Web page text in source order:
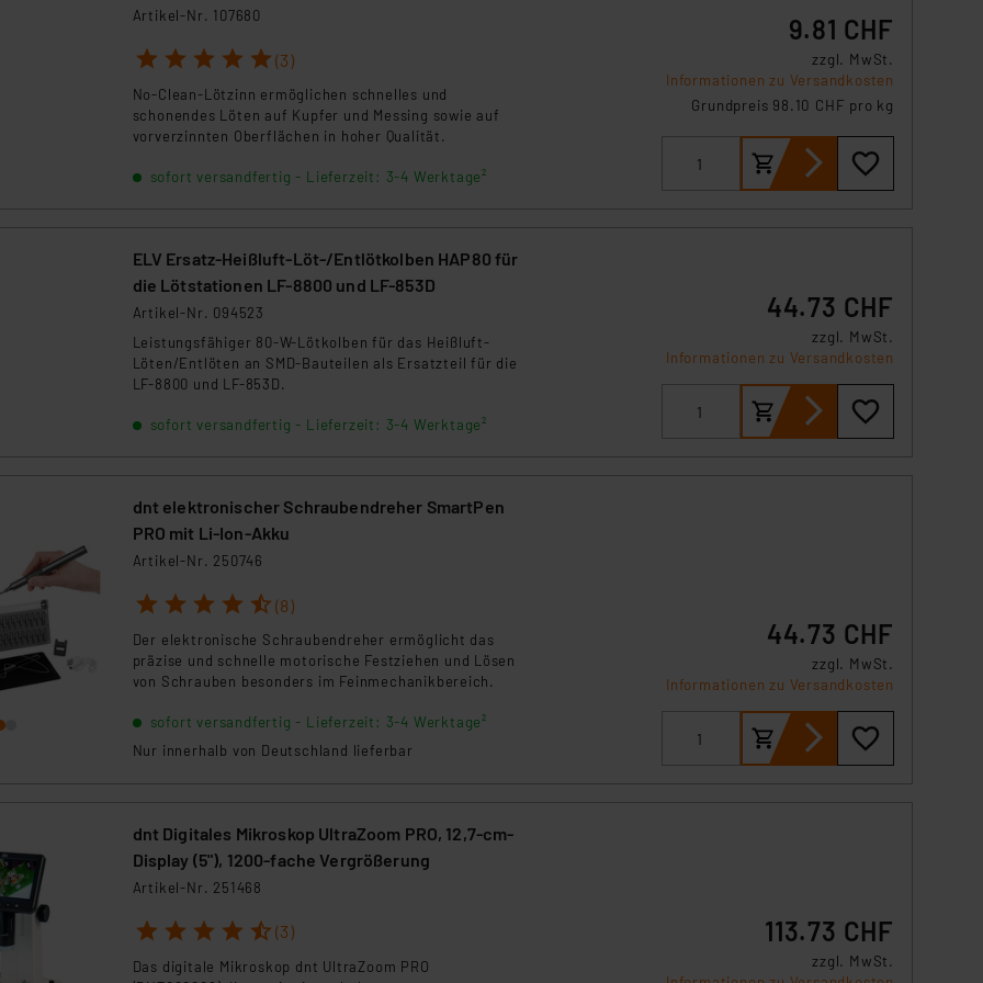
der EU. Dies bedeutet, dass die USA als Land mit unzureichendem
verarbeiten, ohne dass hiergegen Klagemöglichkeiten für Europäer bestehen.
Dienstleistern stützt sich auf die Standarddatenschutzklauseln der Europäischen
Beurteilung der mit der Datenübermittlung, insbesondere der Art der übermittelten
Artikel-Nr. 107680
1 2 3 4 5 (3)
No-Clean-Lötzinn ermöglichen schnelles und
schonendes Löten auf Kupfer und Messing sowie auf
vorverzinnten Oberflächen in hoher Qualität.
sofort versandfertig - Lieferzeit: 3-4 Werktage²
9.81 CHF
zzgl. MwSt.
Informationen zu Versandkosten
Grundpreis 98.10 CHF pro kg
ELV Ersatz-Heißluft-Löt-/Entlötkolben HAP80 für
die Lötstationen LF-8800 und LF-853D
Artikel-Nr. 094523
Leistungsfähiger 80-W-Lötkolben für das Heißluft-
Löten/Entlöten an SMD-Bauteilen als Ersatzteil für die
LF-8800 und LF-853D.
sofort versandfertig - Lieferzeit: 3-4 Werktage²
44.73 CHF
zzgl. MwSt.
Informationen zu Versandkosten
dnt elektronischer Schraubendreher SmartPen
PRO mit Li-Ion-Akku
Artikel-Nr. 250746
1 2 3 4 5 (8)
Der elektronische Schraubendreher ermöglicht das
präzise und schnelle motorische Festziehen und Lösen
von Schrauben besonders im Feinmechanikbereich.
sofort versandfertig - Lieferzeit: 3-4 Werktage²
Nur innerhalb von Deutschland lieferbar
44.73 CHF
zzgl. MwSt.
Informationen zu Versandkosten
dnt Digitales Mikroskop UltraZoom PRO, 12,7-cm-
Display (5"), 1200-fache Vergrößerung
Artikel-Nr. 251468
1 2 3 4 5 (3)
Das digitale Mikroskop dnt UltraZoom PRO
113.73 CHF
zzgl. MwSt.